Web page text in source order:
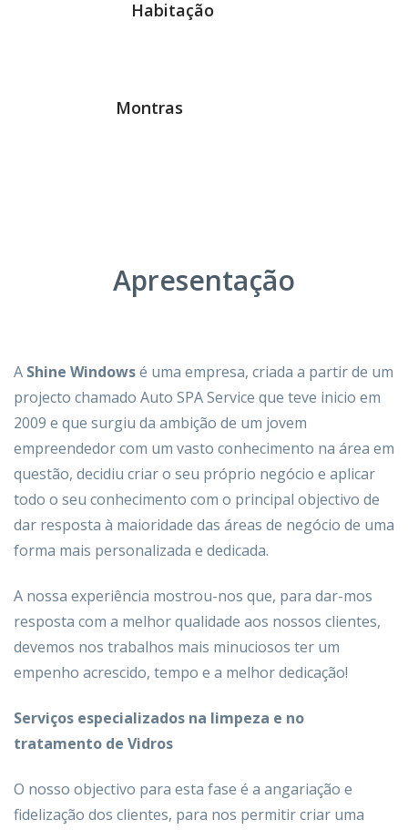
Habitação
Montras
Apresentação
A Shine Windowsé uma empresa, criada a partir de um
projecto chamado Auto SPA Service que teve inicio em
2009 e que surgiu da ambição de um jovem
empreendedor com um vasto conhecimento na área em
questão, decidiu criar o seu próprio negócio e aplicar
todo o seu conhecimento com o principal objectivo de
dar resposta à maioridade das áreas de negócio de uma
forma mais personalizada e dedicada.
A nossa experiência mostrou-nos que, para dar-mos
resposta com a melhor qualidade aos nossos clientes,
devemos nos trabalhos mais minuciosos ter um
empenho acrescido, tempo e a melhor dedicação!
Serviços especializados na limpeza e no
tratamento de Vidros
O nosso objectivo para esta fase é a angariação e
fidelização dos clientes, para nos permitir criar uma